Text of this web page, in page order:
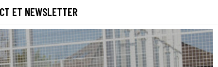
ET NEWSLETTER